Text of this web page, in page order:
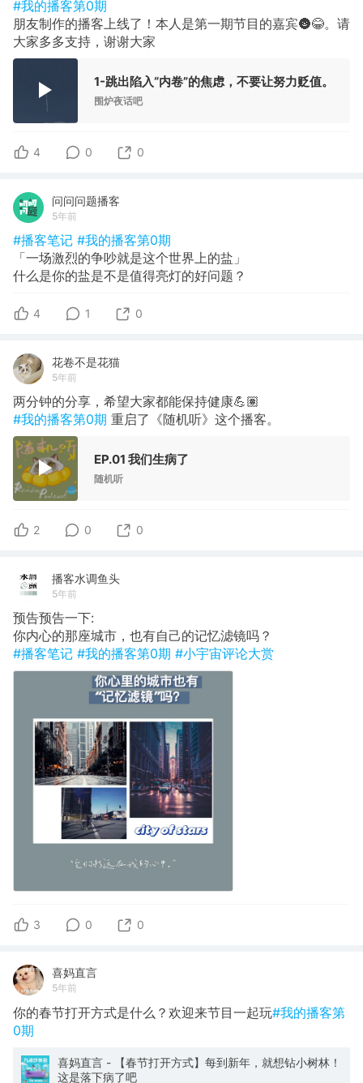
#我的播客第0期
朋友制作的播客上线了！本人是第一期节目的嘉宾🌚😂。请
大家多多支持，谢谢大家
1-跳出陷入“内卷”的焦虑，不要让努力贬值。
围炉夜话吧
4 0 0
问问问题播客
5年前
#播客笔记 #我的播客第0期
「一场激烈的争吵就是这个世界上的盐」
什么是你的盐是不是值得亮灯的好问题？
4 1 0
花卷不是花猫
5年前
两分钟的分享，希望大家都能保持健康💪🏽
#我的播客第0期 重启了《随机听》这个播客。
EP.01 我们生病了
随机听
2 0 0
播客水调鱼头
5年前
预告预告一下:
你内心的那座城市，也有自己的记忆滤镜吗？
#播客笔记 #我的播客第0期 #小宇宙评论大赏
3 0 0
喜妈直言
5年前
你的春节打开方式是什么？欢迎来节目一起玩#我的播客第
0期
喜妈直言 - 【春节打开方式】每到新年，就想钻小树林！
这是落下病了吧